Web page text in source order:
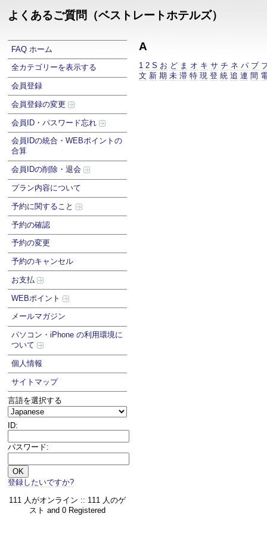
よくあるご質問（ベストレートホテルズ）
FAQ ホーム
全カテゴリーを表示する
会員登録
会員登録の変更
会員ID・パスワード忘れ
会員IDの統合・WEBポイントの
合算
会員IDの削除・退会
プラン内容について
予約に関すること
予約の確認
予約の変更
予約のキャンセル
お支払
WEBポイント
メールマガジン
パソコン・iPhone の利用環境に
ついて
個人情報
サイトマップ
言語を選択する
ID:
パスワード:
登録したいですか?
111 人がオンライン :: 111 人のゲ
スト and 0 Registered
A
1 2 S お ど ま オ キ サ チ ネ パ ブ
文 新 期 未 滞 特 現 登 統 追 連 間